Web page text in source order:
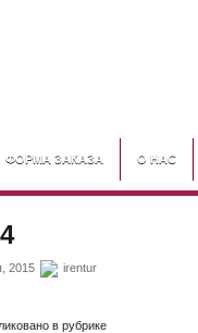
ФОРМА ЗАКАЗА О НАС
2015 irentur
в рубрике